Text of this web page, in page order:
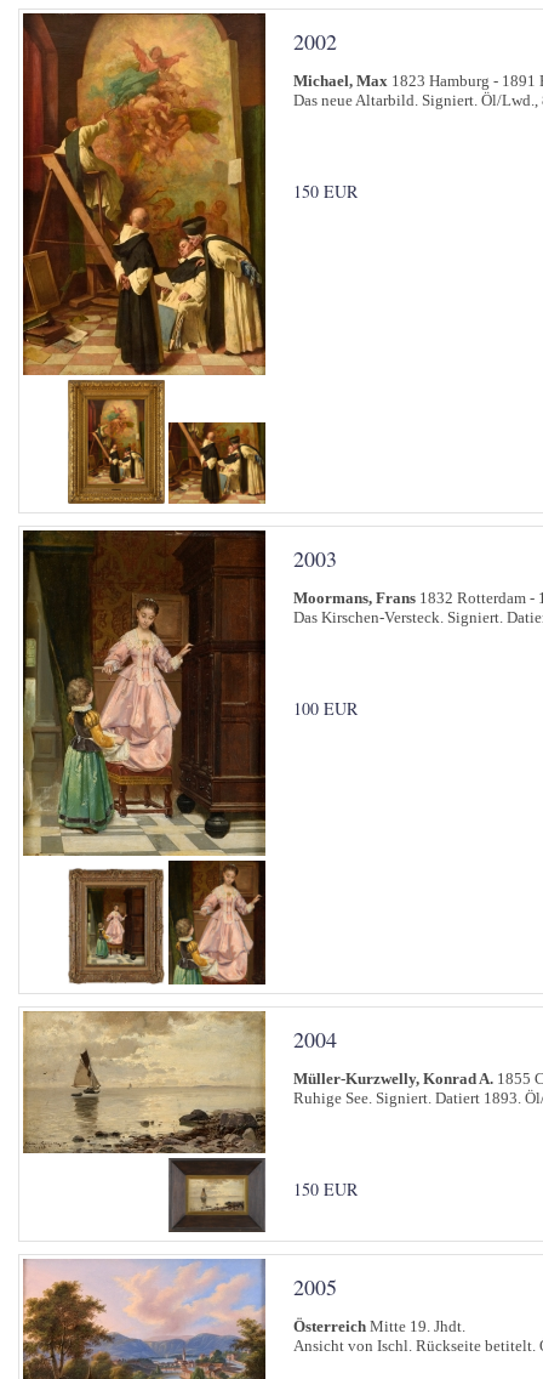
2002
Michael, Max 1823 Hamburg - 1891
Das neue Altarbild. Signiert. Öl/Lwd.,
150 EUR
2003
Moormans, Frans 1832 Rotterdam -
Das Kirschen-Versteck. Signiert.
100 EUR
2004
Müller-Kurzwelly, Konrad A. 1855
Ruhige See. Signiert. Datiert 1893.
150 EUR
2005
Österreich Mitte 19. Jhdt.
Ansicht von Ischl. Rückseite betitelt.